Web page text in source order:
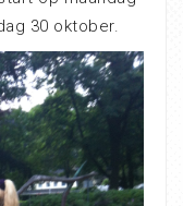
30 oktober.